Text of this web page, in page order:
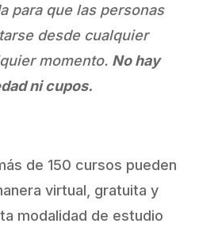
para que las personas
desde cualquier
momento. No hay
ni cupos.
de 150 cursos pueden
virtual, gratuita y
modalidad de estudio